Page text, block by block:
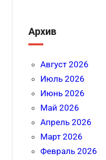
Архив
Август 2026
Июль 2026
Июнь 2026
Май 2026
Апрель 2026
Март 2026
Февраль 2026